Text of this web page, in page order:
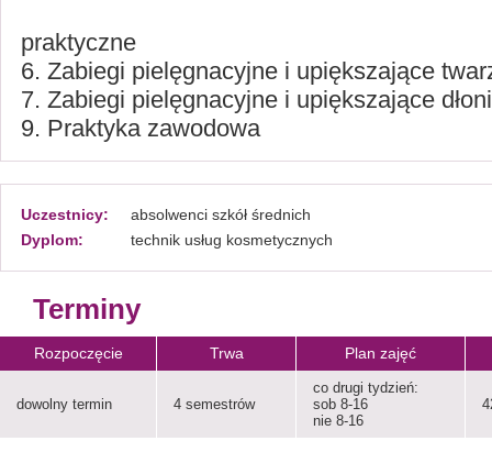
praktyczne
6. Zabiegi pielęgnacyjne i upiększające
7. Zabiegi pielęgnacyjne i upiększające
9. Praktyka zawodowa
Uczestnicy:
absolwenci szkół średnich
Dyplom:
technik usług kosmetycznych
Terminy
Rozpoczęcie Trwa Plan zajęć
dowolny termin 4 semestrów
co drugi tydzień:
sob 8-16
nie 8-16